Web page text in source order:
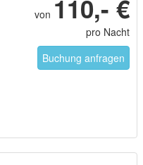
von 110,- €
pro Nacht
Buchung anfragen